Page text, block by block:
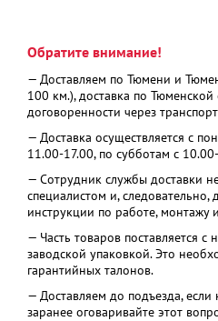
Обратите внимание!
— Доставляем по Тюмени и
100 км.), доставка по
договоренности через
— Доставка осуществляется с
11.00-17.00, по субботам с
— Сотрудник службы доставки
специалистом и,
инструкции по работе, монтажу
— Часть товаров поставляется
заводской упаковкой. Это
гарантийных талонов.
— Доставляем до подъезда,
заранее оговаривайте этот